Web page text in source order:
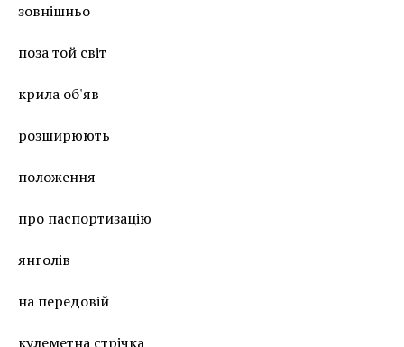
зовнішньо
поза той світ
крила об'яв
розширюють
положення
про паспортизацію
янголів
на передовій
кулеметна стрічка